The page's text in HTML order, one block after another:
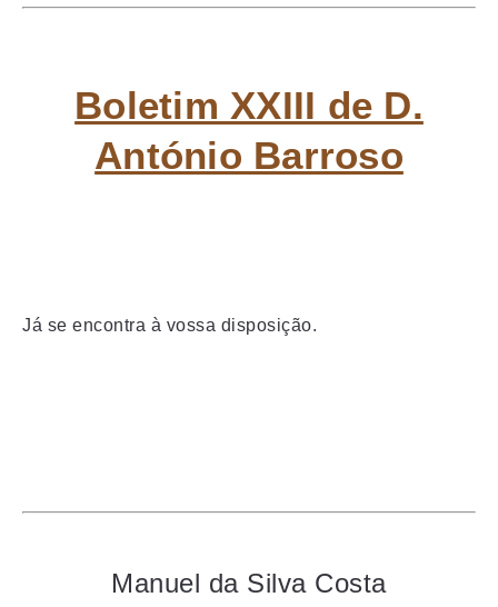
Boletim XXIII de D.
António Barroso
Já se encontra à vossa disposição.
Manuel da Silva Costa